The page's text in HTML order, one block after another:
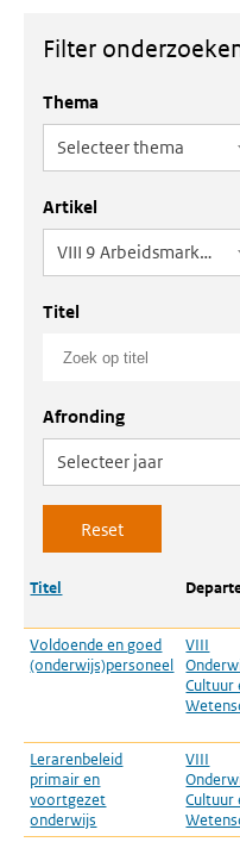
Filter
Thema
Selecteer thema
Artikel
VIII 9 Arbeidsmarkt en personeelsbeleid
Titel
Afronding
Selecteer jaar
Titel
Voldoende en goed
(onderwijs)personeel
VIII
Cultuur
Lerarenbeleid
primair en
voortgezet
onderwijs
VIII
Cultuur